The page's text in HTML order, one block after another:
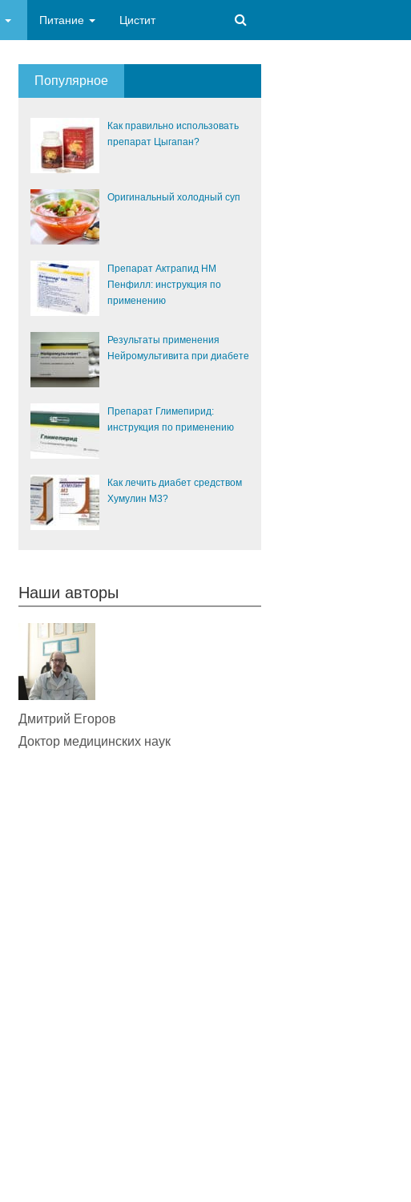
Питание Цистит
Популярное
Как правильно использовать
препарат Цыгапан?
Оригинальный холодный суп
Препарат Актрапид НМ
Пенфилл: инструкция по
применению
Результаты применения
Нейромультивита при диабете
Препарат Глимепирид:
инструкция по применению
Как лечить диабет средством
Хумулин М3?
Наши авторы
Дмитрий Егоров
Доктор медицинских наук